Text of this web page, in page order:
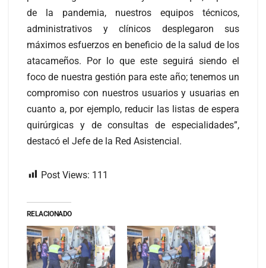
de la pandemia, nuestros equipos técnicos,
administrativos y clínicos desplegaron sus
máximos esfuerzos en beneficio de la salud de los
atacameños. Por lo que este seguirá siendo el
foco de nuestra gestión para este año; tenemos un
compromiso con nuestros usuarios y usuarias en
cuanto a, por ejemplo, reducir las listas de espera
quirúrgicas y de consultas de especialidades”,
destacó el Jefe de la Red Asistencial.
Post Views: 111
RELACIONADO